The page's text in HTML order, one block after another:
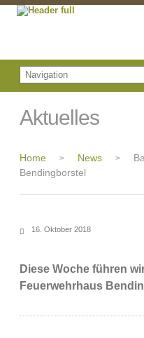
Aktuelles
Home > News >
Bendingborstel
16. Oktober 2018
Diese Woche führen
Feuerwehrhaus